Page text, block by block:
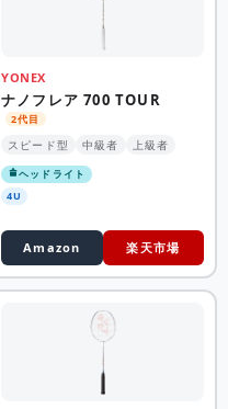
YONEX
ナノフレア 700 TOUR
2代目
スピード型 中級者 上級者
ヘッドライト
4U
Amazon 楽天市場